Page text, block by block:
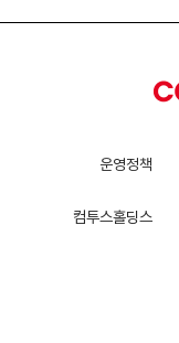
운영정책
컴투스홀딩스